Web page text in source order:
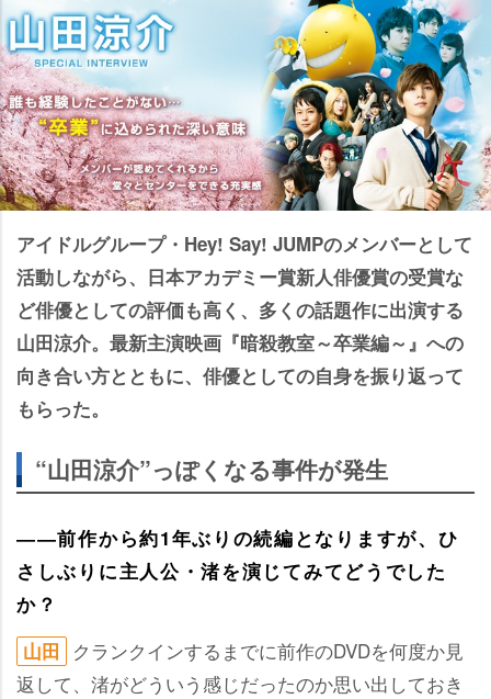
アイドルグループ・Hey! Say! JUMPのメンバーとして
活動しながら、日本アカデミー賞新人俳優賞の受賞な
ど俳優としての評価も高く、多くの話題作に出演する
山田涼介。最新主演映画『暗殺教室～卒業編～』への
向き合い方とともに、俳優としての自身を振り返って
もらった。
“山田涼介”っぽくなる事件が発生
――前作から約1年ぶりの続編となりますが、ひ
さしぶりに主人公・渚を演じてみてどうでした
か？
山田
クランクインするまでに前作のDVDを何度か見
返して、渚がどういう感じだったのか思い出しておき